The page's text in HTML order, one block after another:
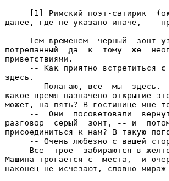
[1] Римский поэт-сатирик
далее, где не указано иначе, --
Тем временем  черный  зонт
потрепанный  да  к  тому  же
приветствиями.
-- Как приятно встретиться
здесь.
-- Полагаю, все  мы  здесь.
какое время назначено открытие
может, на пять? В гостинице мне
--  Они  посоветовали
разговор  серый  зонт, -- и
присоединиться к нам? В такую
-- Очень любезно с вашей
Все  трое  забираются в
Машина трогается с  места,  и
наконец не исчезают, словно